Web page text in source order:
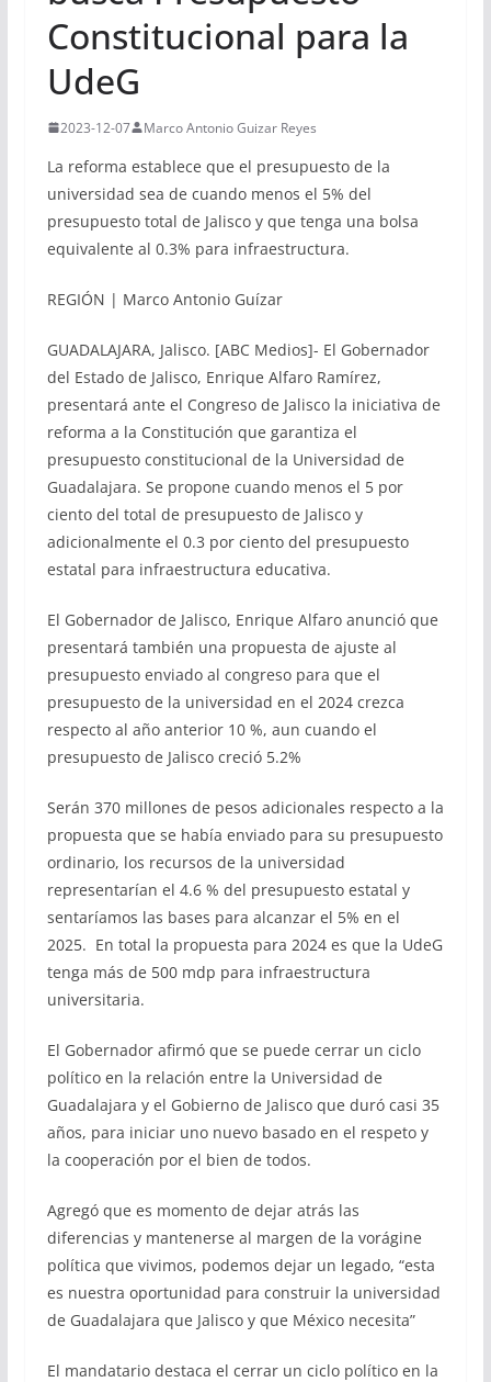
Constitucional para la
UdeG
2023-12-07 Marco Antonio Guizar Reyes
La reforma establece que el presupuesto de la
universidad sea de cuando menos el 5% del
presupuesto total de Jalisco y que tenga una bolsa
equivalente al 0.3% para infraestructura.
REGIÓN | Marco Antonio Guízar
GUADALAJARA, Jalisco. [ABC Medios]- El Gobernador
del Estado de Jalisco, Enrique Alfaro Ramírez,
presentará ante el Congreso de Jalisco la iniciativa de
reforma a la Constitución que garantiza el
presupuesto constitucional de la Universidad de
Guadalajara. Se propone cuando menos el 5 por
ciento del total de presupuesto de Jalisco y
adicionalmente el 0.3 por ciento del presupuesto
estatal para infraestructura educativa.
El Gobernador de Jalisco, Enrique Alfaro anunció que
presentará también una propuesta de ajuste al
presupuesto enviado al congreso para que el
presupuesto de la universidad en el 2024 crezca
respecto al año anterior 10 %, aun cuando el
presupuesto de Jalisco creció 5.2%
Serán 370 millones de pesos adicionales respecto a la
propuesta que se había enviado para su presupuesto
ordinario, los recursos de la universidad
representarían el 4.6 % del presupuesto estatal y
sentaríamos las bases para alcanzar el 5% en el
2025. En total la propuesta para 2024 es que la UdeG
tenga más de 500 mdp para infraestructura
universitaria.
El Gobernador afirmó que se puede cerrar un ciclo
político en la relación entre la Universidad de
Guadalajara y el Gobierno de Jalisco que duró casi 35
años, para iniciar uno nuevo basado en el respeto y
la cooperación por el bien de todos.
Agregó que es momento de dejar atrás las
diferencias y mantenerse al margen de la vorágine
política que vivimos, podemos dejar un legado, “esta
es nuestra oportunidad para construir la universidad
de Guadalajara que Jalisco y que México necesita”
El mandatario destaca el cerrar un ciclo político en la